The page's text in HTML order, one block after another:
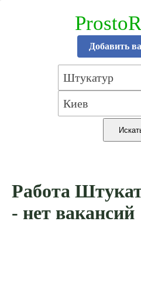
Добавить
Работа
- нет вакансий